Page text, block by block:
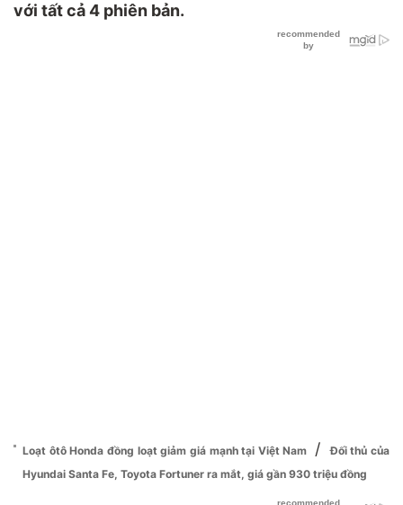
với tất cả 4 phiên bản.
Loạt ôtô Honda đồng loạt giảm giá mạnh tại Việt Nam /
Đối thủ của
Hyundai Santa Fe, Toyota Fortuner ra mắt, giá gần 930 triệu đồng